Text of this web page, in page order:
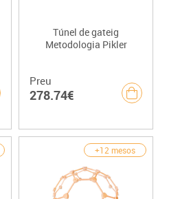
Túnel de gateig
Metodologia Pikler
Preu
278.74€
+12 mesos